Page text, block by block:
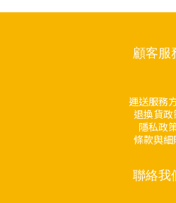
顧客服
運送服務
退換貨政
隱私政
條款與細
聯絡我